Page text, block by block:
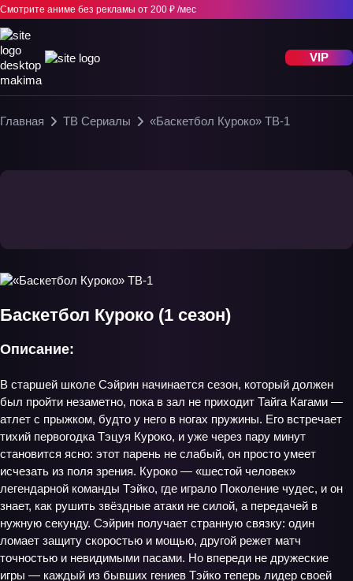
Смотрите аниме без рекламы от 200 ₽ /мес
VIP
Главная ТВ Сериалы «Баскетбол Куроко» ТВ-1
Баскетбол Куроко (1 сезон)
Описание:
В старшей школе Сэйрин начинается сезон, который должен
был пройти незаметно, пока в зал не приходит Тайга Кагами —
атлет с прыжком, будто у него в ногах пружины. Его встречает
тихий первогодка Тэцуя Куроко, и уже через пару минут
становится ясно: этот парень не слабый, он просто умеет
исчезать из поля зрения. Куроко — «шестой человек»
легендарной команды Тэйко, где играло Поколение чудес, и он
знает, как рушить звёздные атаки не силой, а передачей в
нужную секунду. Сэйрин получает странную связку: один
ломает защиту скоростью и мощью, другой режет матч
точностью и невидимыми пасами. Но впереди не дружеские
игры — каждый из бывших гениев Тэйко теперь лидер своей